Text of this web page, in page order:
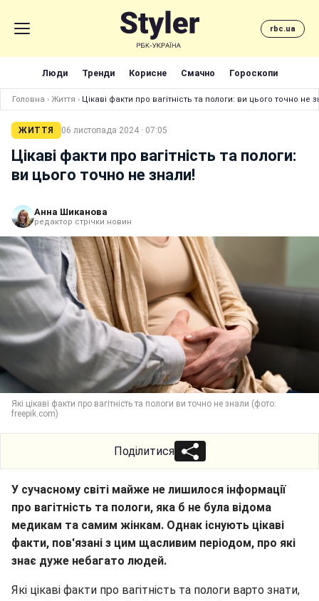
rbc.ua
Люди Тренди Корисне Смачно Гороскопи
Головна › Життя › Цікаві факти про вагітність та пологи: ви цього точно не
ЖИТТЯ 06 листопада 2024 · 07:05
Цікаві факти про вагітність та пологи:
ви цього точно не знали!
Анна Шиканова
редактор стрічки новин
Які цікаві факти про вагітність та пологи ви точно не знали (фото:
freepik.com)
Поділитися
У сучасному світі майже не лишилося інформації
про вагітність та пологи, яка б не була відома
медикам та самим жінкам. Однак існують цікаві
факти, пов'язані з цим щасливим періодом, про які
знає дуже небагато людей.
Які цікаві факти про вагітність та пологи варто знати,